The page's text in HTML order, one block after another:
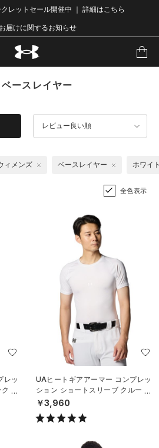
レットセール開催中 ｜ 詳細はこちら
届けに関するお知らせ
ースレイヤー
レビュー良い順
ィメンズ ベースレイヤー ホワイ
全色表示
レッ
シ
UAヒートギアアーマー コンプレッ
ション ショートスリーブ クルー シ
ャツ（ベースボール/MEN）
￥3,960